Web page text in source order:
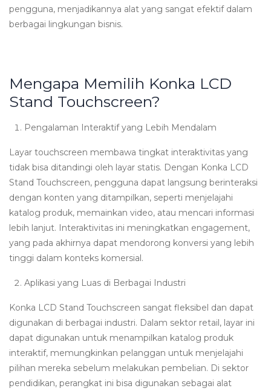
pengguna, menjadikannya alat yang sangat efektif dalam
berbagai lingkungan bisnis.
Mengapa Memilih Konka LCD
Stand Touchscreen?
Pengalaman Interaktif yang Lebih Mendalam
Layar touchscreen membawa tingkat interaktivitas yang
tidak bisa ditandingi oleh layar statis. Dengan Konka LCD
Stand Touchscreen, pengguna dapat langsung berinteraksi
dengan konten yang ditampilkan, seperti menjelajahi
katalog produk, memainkan video, atau mencari informasi
lebih lanjut. Interaktivitas ini meningkatkan engagement,
yang pada akhirnya dapat mendorong konversi yang lebih
tinggi dalam konteks komersial.
Aplikasi yang Luas di Berbagai Industri
Konka LCD Stand Touchscreen sangat fleksibel dan dapat
digunakan di berbagai industri. Dalam sektor retail, layar ini
dapat digunakan untuk menampilkan katalog produk
interaktif, memungkinkan pelanggan untuk menjelajahi
pilihan mereka sebelum melakukan pembelian. Di sektor
pendidikan, perangkat ini bisa digunakan sebagai alat